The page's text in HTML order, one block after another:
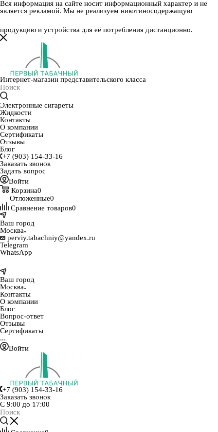
Вся информация на сайте носит информационный характер и не
является рекламой. Мы не реализуем никотиносодержащую
продукцию и устройства для её потребления дистанционно.
Интернет-магазин представительского класса
Электронные сигареты
Жидкости
Контакты
О компании
Сертификаты
Отзывы
Блог
+7 (903) 154-33-16
Заказать звонок
Задать вопрос
Войти
Корзина0
Отложенные0
Сравнение товаров0
Ваш город
Москва
perviy.tabachniy@yandex.ru
Telegram
WhatsApp
Ваш город
Москва
Контакты
О компании
Блог
Вопрос-ответ
Отзывы
Сертификаты
...
Войти
+7 (903) 154-33-16
Заказать звонок
С 9:00 до 17:00